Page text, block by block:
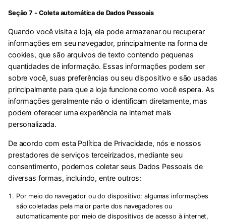
Seção 7 - Coleta automática de Dados Pessoais
Quando você visita a loja, ela pode armazenar ou recuperar
informações em seu navegador, principalmente na forma de
cookies, que são arquivos de texto contendo pequenas
quantidades de informação. Essas informações podem ser
sobre você, suas preferências ou seu dispositivo e são usadas
principalmente para que a loja funcione como você espera. As
informações geralmente não o identificam diretamente, mas
podem oferecer uma experiência na internet mais
personalizada.
De acordo com esta Política de Privacidade, nós e nossos
prestadores de serviços terceirizados, mediante seu
consentimento, podemos coletar seus Dados Pessoais de
diversas formas, incluindo, entre outros:
Por meio do navegador ou do dispositivo: algumas informações
são coletadas pela maior parte dos navegadores ou
automaticamente por meio de dispositivos de acesso à internet,